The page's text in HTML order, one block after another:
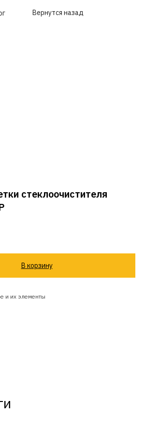
Вернутся назад
стеклоочистителя
В корзину
и их элементы